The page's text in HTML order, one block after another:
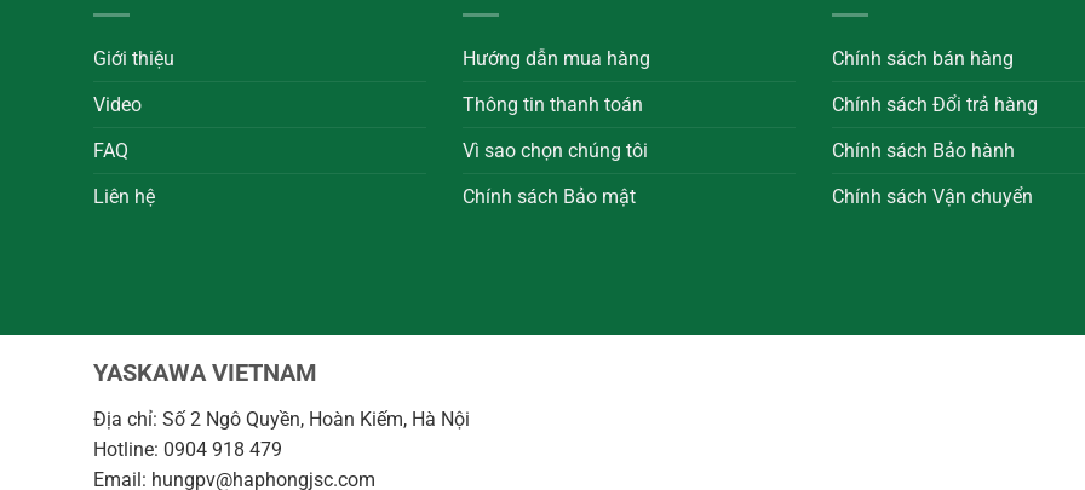
Giới thiệu
Video
FAQ
Liên hệ
Hướng dẫn mua hàng
Thông tin thanh toán
Vì sao chọn chúng tôi
Chính sách Bảo mật
Chính sách bán hàng
Chính sách Đổi trả hàng
Chính sách Bảo hành
Chính sách Vận chuyển
YASKAWA VIETNAM
Địa chỉ: Số 2 Ngô Quyền, Hoàn Kiếm, Hà Nội
Hotline: 0904 918 479
Email: hungpv@haphongjsc.com